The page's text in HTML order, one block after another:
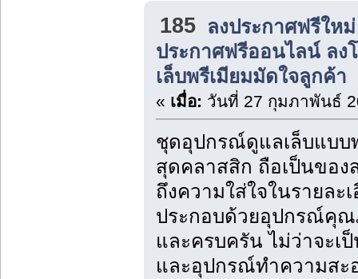
185 ลงประกาศฟรีให
ประกาศฟรีออนไลน์ ล
เล็บพรีเมียมมัดใจลูกค้า
« เมื่อ: วันที่ 27 กุมภาพันธ์
ชุดอุปกรณ์ดูแลเล็บแบบ
สุดคลาสสิก ถือเป็นขอ
ถึงความใส่ใจในรายละ
ประกอบด้วยอุปกรณ์คุณ
และครบครัน ไม่ว่าจะเ
และอุปกรณ์ทำความสะ